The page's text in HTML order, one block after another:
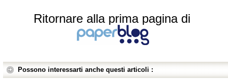
Ritornare alla prima pagina di
Possono interessarti anche questi articoli :